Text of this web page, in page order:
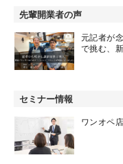
先輩開業者の声
元記者が
で挑む、
セミナー情報
ワンオペ